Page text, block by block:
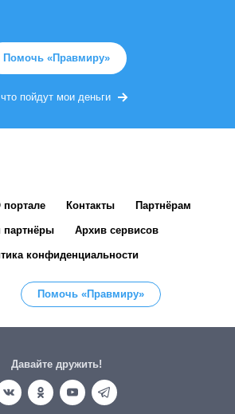
Помочь «Правмиру»
пойдут мои деньги
портале Контакты Партнёрам
партнёры Архив сервисов
конфиденциальности
Помочь «Правмиру»
Давайте дружить!